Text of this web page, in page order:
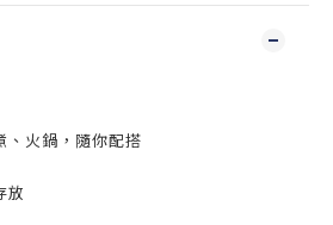
、火鍋，隨你配搭
放